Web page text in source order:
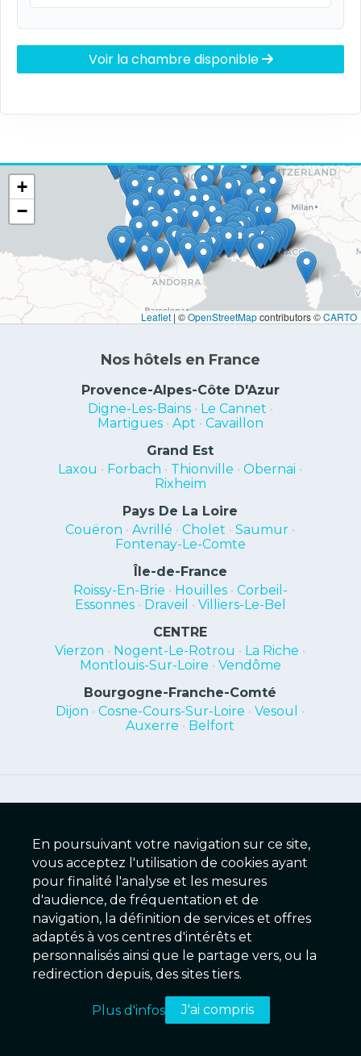
Voir la chambre disponible
+
−
Leaflet | ©OpenStreetMapcontributors ©CARTO
Nos hôtels en France
Provence-Alpes-Côte D'Azur
Digne-Les-Bains• Le Cannet •
Martigues• Apt • Cavaillon
Grand Est
Laxou • Forbach • Thionville •Obernai •
Rixheim
Pays De La Loire
Couëron •Avrillé •Cholet •Saumur •
Fontenay-Le-Comte
Île-de-France
Roissy-En-Brie • Houilles• Corbeil-
Essonnes• Draveil • Villiers-Le-Bel
CENTRE
Vierzon • Nogent-Le-Rotrou • La Riche •
Montlouis-Sur-Loire • Vendôme
Bourgogne-Franche-Comté
Dijon •Cosne-Cours-Sur-Loire •Vesoul
•
Auxerre • Belfort
La transmission de vos informations
personnelles et de vos données bancaires sont
entièrement sécurisées par le processus de
cryptage SSL.
Meilleur Tarif Garanti
En réservant votre séjour sur notre site
Internet, bénéficiez du meilleur tarif garanti
En poursuivant votre navigation sur ce site,
vous acceptez l'utilisation de cookies ayant
pour finalité l'analyse et les mesures
d'audience, de fréquentation et de
navigation, la définition de services et offres
adaptés à vos centres d'intérêts et
personnalisés ainsi que le partage vers, ou la
redirection depuis, des sites tiers.
Plus d'infos J'ai compris